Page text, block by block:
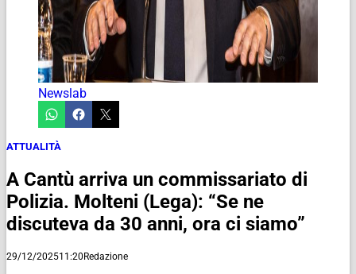
Newslab
ATTUALITÀ
A Cantù arriva un commissariato di
Polizia. Molteni (Lega): “Se ne
discuteva da 30 anni, ora ci siamo”
29/12/202511:20Redazione